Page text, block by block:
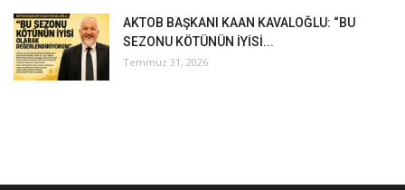
AKTOB BAŞKANI KAAN KAVALOĞLU: “BU
SEZONU KÖTÜNÜN İYİSİ...
Temmuz 31, 2026